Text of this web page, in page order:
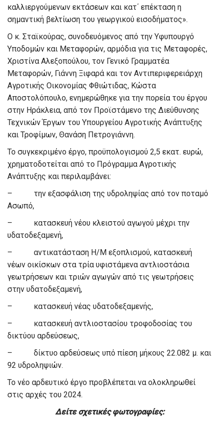
καλλιεργούμενων εκτάσεων και κατ΄ επέκταση η
σημαντική βελτίωση του γεωργικού εισοδήματος».
Ο κ. Σταϊκούρας, συνοδευόμενος από την Υφυπουργό
Υποδομών και Μεταφορών, αρμόδια για τις Μεταφορές,
Χριστίνα Αλεξοπούλου, τον Γενικό Γραμματέα
Μεταφορών, Γιάννη Ξιφαρά και τον Αντιπεριφερειάρχη
Αγροτικής Οικονομίας Φθιώτιδας, Κώστα
Αποστολόπουλο, ενημερώθηκε για την πορεία του έργου
στην Ηράκλεια, από τον Προϊστάμενο της Διεύθυνσης
Τεχνικών Έργων του Υπουργείου Αγροτικής Ανάπτυξης
και Τροφίμων, Θανάση Πετρογιάννη.
Το συγκεκριμένο έργο, προϋπολογισμού 2,5 εκατ. ευρώ,
χρηματοδοτείται από το Πρόγραμμα Αγροτικής
Ανάπτυξης και περιλαμβάνει:
– την εξασφάλιση της υδροληψίας από τον ποταμό
Ασωπό,
– κατασκευή νέου κλειστού αγωγού μέχρι την
υδατοδεξαμενή,
– αντικατάσταση Η/Μ εξοπλισμού, κατασκευή
νέων οικίσκων στα τρία υφιστάμενα αντλιοστάσια
γεωτρήσεων και τριών αγωγών από τις γεωτρήσεις
στην υδατοδεξαμενή,
– κατασκευή νέας υδατοδεξαμενής,
– κατασκευή αντλιοστασίου τροφοδοσίας του
δικτύου αρδεύσεως,
– δίκτυο αρδεύσεως υπό πίεση μήκους 22.082 μ. και
92 υδροληψιών.
Το νέο αρδευτικό έργο προβλέπεται να ολοκληρωθεί
στις αρχές του 2024.
Δείτε σχετικές φωτογραφίες: